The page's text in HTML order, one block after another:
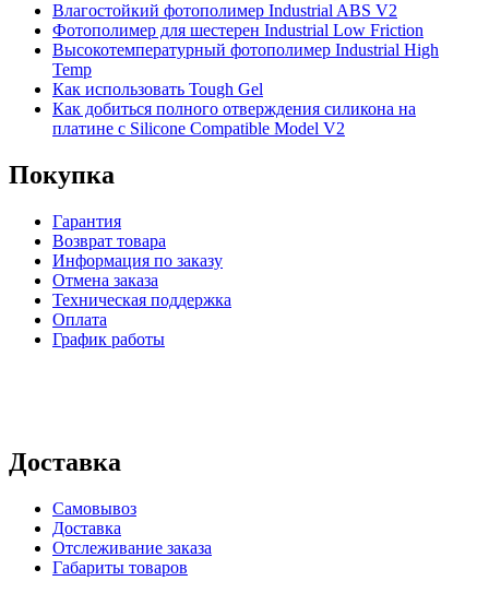
Влагостойкий фотополимер Industrial ABS V2
Фотополимер для шестерен Industrial Low Friction
Высокотемпературный фотополимер Industrial High
Temp
Как использовать Tough Gel
Как добиться полного отверждения силикона на
платине с Silicone Compatible Model V2
Покупка
Гарантия
Возврат товара
Информация по заказу
Отмена заказа
Техническая поддержка
Оплата
График работы
Доставка
Самовывоз
Доставка
Отслеживание заказа
Габариты товаров